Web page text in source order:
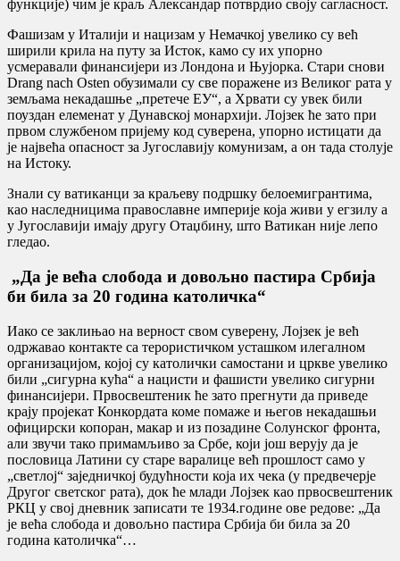
функције) чим је краљ Александар потврдио своју сагласност.
Фашизам у Италији и нацизам у Немачкој увелико су већ
ширили крила на путу за Исток, камо су их упорно
усмеравали финансијери из Лондона и Њујорка. Стари снови
Drang nach Osten обузимали су све поражене из Великог рата у
земљама некадашње „претече ЕУ“, а Хрвати су увек били
поуздан елеменат у Дунавској монархији. Лојзек ће зато при
првом службеном пријему код суверена, упорно истицати да
је највећа опасност за Југославију комунизам, а он тада столује
на Истоку.
Знали су ватиканци за краљеву подршку белоемигрантима,
као наследницима православне империје која живи у егзилу а
у Југославији имају другу Отаџбину, што Ватикан није лепо
гледао.
„Да је већа слобода и довољно пастира Србија
би била за 20 година католичка“
Иако се заклињао на верност свом суверену, Лојзек је већ
одржавао контакте са терористичком усташком илегалном
организацијом, којој су католички самостани и цркве увелико
били „сигурна кућа“ а нацисти и фашисти увелико сигурни
финансијери. Првосвештеник ће зато прегнути да приведе
крају пројекат Конкордата коме помаже и његов некадашњи
официрски копоран, макар и из позадине Солунског фронта,
али звучи тако примамљиво за Србе, који још верују да је
пословица Латини су старе варалице већ прошлост само у
„светлој“ заједничкој будућности која их чека (у предвечерје
Другог светског рата), док ће млади Лојзек као првосвештеник
РКЦ у свој дневник записати те 1934.године ове редове: „Да
је већа слобода и довољно пастира Србија би била за 20
година католичка“…